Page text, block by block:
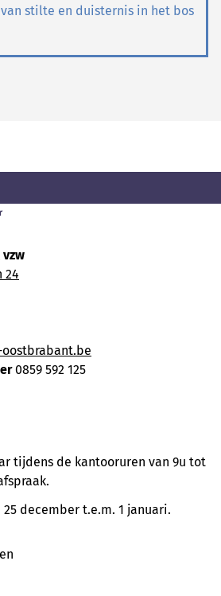
stilte en duisternis in het bos
24
0859 592 125
tijdens de kantooruren van 9u tot
december t.e.m. 1 januari.